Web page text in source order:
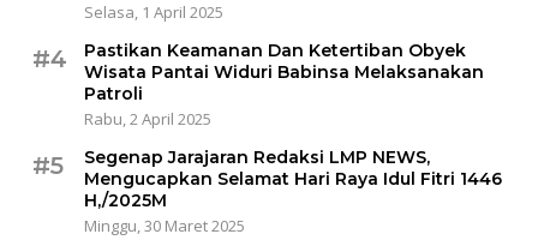
Selasa, 1 April 2025
#4
Pastikan Keamanan Dan Ketertiban Obyek
Wisata Pantai Widuri Babinsa Melaksanakan
Patroli
Rabu, 2 April 2025
#5
Segenap Jarajaran Redaksi LMP NEWS,
Mengucapkan Selamat Hari Raya Idul Fitri 1446
H,/2025M
Minggu, 30 Maret 2025